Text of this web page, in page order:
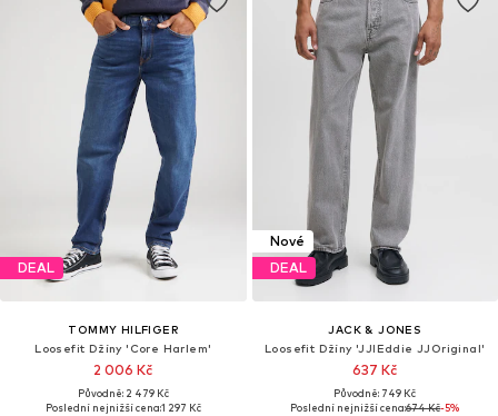
DEAL
TOMMY HILFIGER
Loosefit Džíny 'Core Harlem'
2 006 Kč
Původně: 2 479 Kč
Poslední nejnižší cena:1 297 Kč
Nové
DEAL
JACK & JONES
Loosefit Džíny 'JJIEddie JJOriginal'
637 Kč
Původně: 749 Kč
Poslední nejnižší cena:674 Kč-5%